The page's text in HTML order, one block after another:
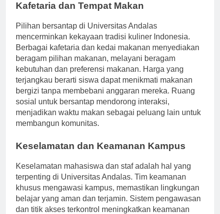
Kafetaria dan Tempat Makan
Pilihan bersantap di Universitas Andalas
mencerminkan kekayaan tradisi kuliner Indonesia.
Berbagai kafetaria dan kedai makanan menyediakan
beragam pilihan makanan, melayani beragam
kebutuhan dan preferensi makanan. Harga yang
terjangkau berarti siswa dapat menikmati makanan
bergizi tanpa membebani anggaran mereka. Ruang
sosial untuk bersantap mendorong interaksi,
menjadikan waktu makan sebagai peluang lain untuk
membangun komunitas.
Keselamatan dan Keamanan Kampus
Keselamatan mahasiswa dan staf adalah hal yang
terpenting di Universitas Andalas. Tim keamanan
khusus mengawasi kampus, memastikan lingkungan
belajar yang aman dan terjamin. Sistem pengawasan
dan titik akses terkontrol meningkatkan keamanan